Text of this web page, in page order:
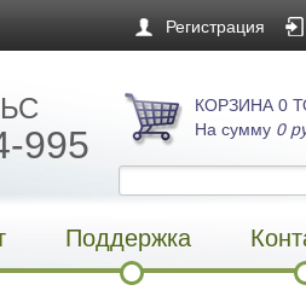
Регистрация
995
КОРЗИНА 0
На сумму 0
Поддержка